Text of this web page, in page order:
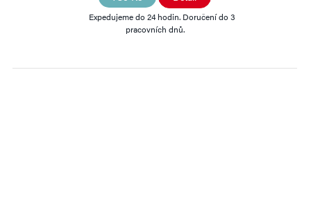
Expedujeme do 24 hodin. Doručení do 3
pracovních dnů.